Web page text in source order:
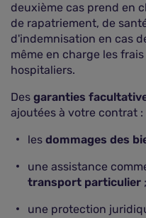
deuxième cas prend en
de rapatriement, de
d'indemnisation en cas
même en charge les
hospitaliers.
Des garanties
ajoutées à votre contrat :
les dommages des
une assistance
transport particulier ;
une protection